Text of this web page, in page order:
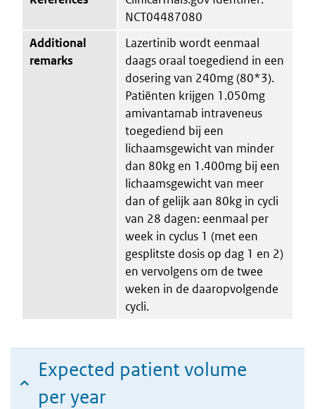
NCT04487080
Additional
remarks
Lazertinib wordt eenmaal
daags oraal toegediend in een
dosering van 240mg (80*3).
Patiënten krijgen 1.050mg
amivantamab intraveneus
toegediend bij een
lichaamsgewicht van minder
dan 80kg en 1.400mg bij een
lichaamsgewicht van meer
dan of gelijk aan 80kg in cycli
van 28 dagen: eenmaal per
week in cyclus 1 (met een
gesplitste dosis op dag 1 en 2)
en vervolgens om de twee
weken in de daaropvolgende
cycli.
Expected patient volume
per year